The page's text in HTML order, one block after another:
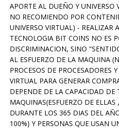
APORTE AL DUEÑO Y UNIVERSO
NO RECOMIENDO POR
UNIVERSO VIRTUAL) - REALIZAR
TECNOLOGIA BIT COINS NO ES
DISCRIMINACION, SINO
AL ESFUERZO DE LA MAQUINA
PROCESOS DE PROCESADORES
VIRTUAL PARA GENERAR
DEPENDE DE LA CAPACIDAD DE
MAQUINAS(ESFUERZO DE
DURANTE LOS 365 DIAS DEL
100%) Y PERSONAS QUE USAN